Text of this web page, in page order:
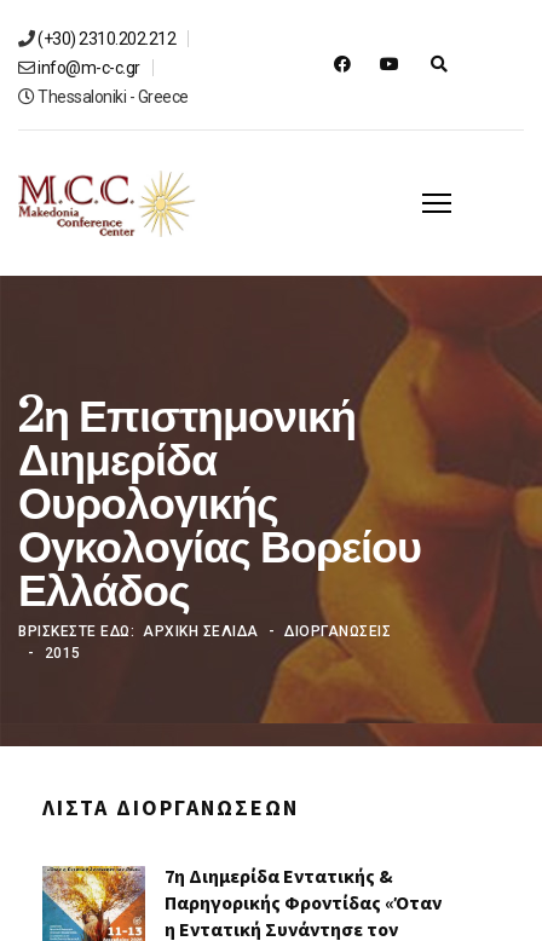
(+30) 2310.202.212
info@m-c-c.gr
Thessaloniki - Greece
2η Επιστημονική
Διημερίδα
Ουρολογικής
Ογκολογίας Βορείου
Ελλάδος
ΒΡΊΣΚΕΣΤΕ ΕΔΏ: ΑΡΧΙΚΗ ΣΕΛΙΔΑ
ΔΙΟΡΓΑΝΩΣΕΙΣ
2015
ΛΊΣΤΑ ΔΙΟΡΓΑΝΏΣΕΩΝ
7η Διημερίδα Εντατικής &
Παρηγορικής Φροντίδας «Όταν
η Εντατική Συνάντησε τον